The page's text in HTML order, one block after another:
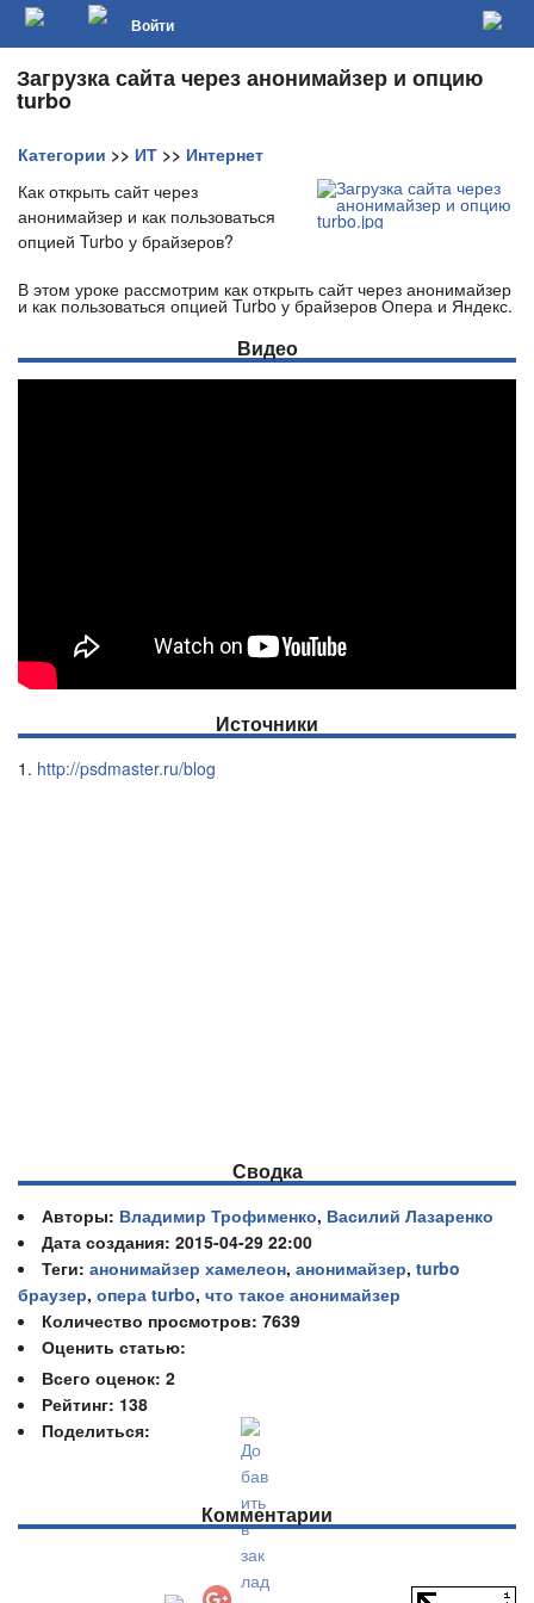
Войти
Загрузка сайта через анонимайзер и опцию
turbo
Категории >> ИТ >> Интернет
Как открыть сайт через
анонимайзер и как пользоваться
опцией Turbo у брайзеров?
В этом уроке рассмотрим как открыть сайт через анонимайзер
и как пользоваться опцией Turbo у брайзеров Опера и Яндекс.
Видео
Источники
http://psdmaster.ru/blog
Сводка
Авторы: Владимир Трофименко, Василий Лазаренко
Дата создания: 2015-04-29 22:00
Теги: анонимайзер хамелеон, анонимайзер, turbo
браузер, опера turbo, что такое анонимайзер
Количество просмотров: 7639
Оценить статью:
Всего оценок: 2
Рейтинг: 138
Поделиться:
Комментарии